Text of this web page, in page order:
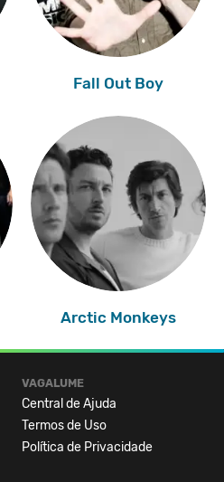
Fall Out Boy
Arctic Monkeys
VAGALUME
Central de Ajuda
Termos de Uso
Política de Privacidade